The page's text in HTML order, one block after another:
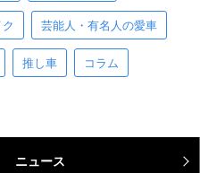
芸能人・有名人の愛車
推し車 コラム
ニュース